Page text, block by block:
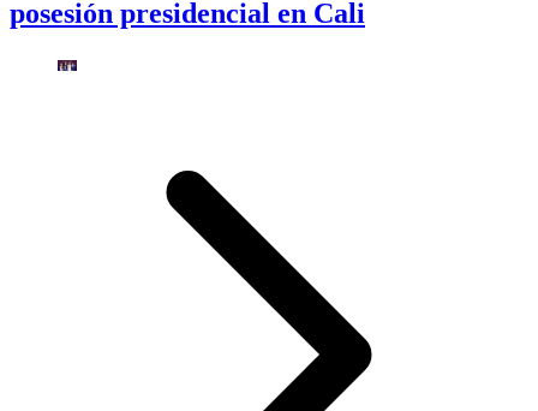
posesión presidencial en Cali